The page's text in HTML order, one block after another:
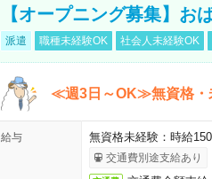
【オープニング募集】お
派遣 職種未経験OK 社会人未経験OK
≪週3日～OK≫無資格・
給与 無資格未経験：時給
交通費別途支給あり